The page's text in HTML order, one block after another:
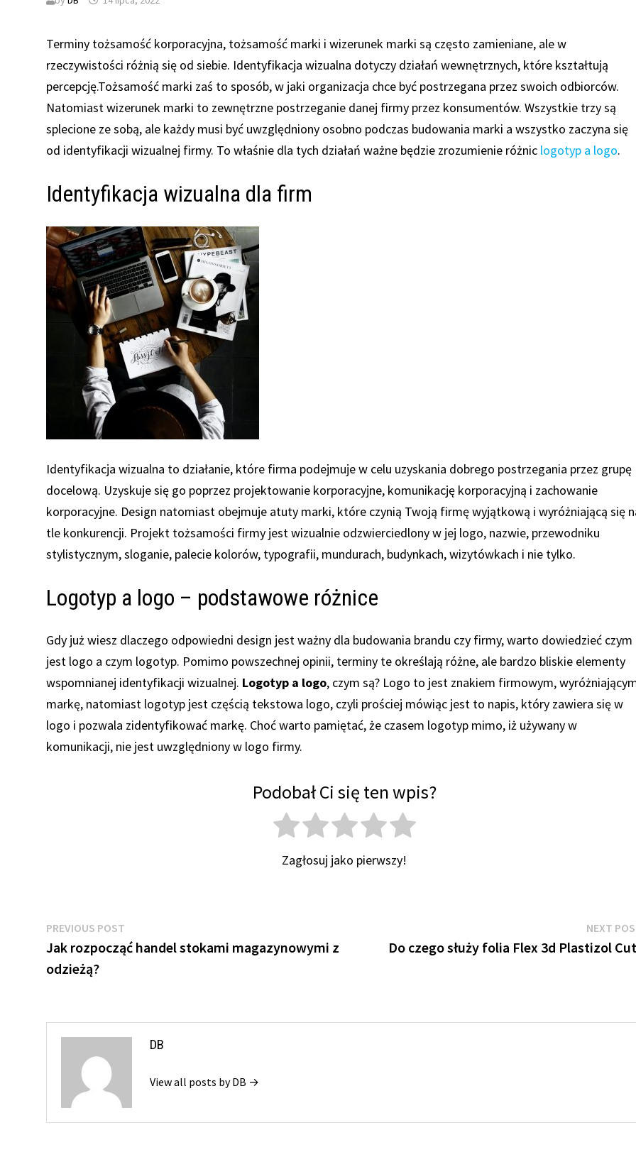
Terminy tożsamość korporacyjna, tożsamość marki i wizerunek marki są często zamieniane, ale w
rzeczywistości różnią się od siebie. Identyfikacja wizualna dotyczy działań wewnętrznych, które kształtują
percepcję.Tożsamość marki zaś to sposób, w jaki organizacja chce być postrzegana przez swoich odbiorców.
Natomiast wizerunek marki to zewnętrzne postrzeganie danej firmy przez konsumentów. Wszystkie trzy są
splecione ze sobą, ale każdy musi być uwzględniony osobno podczas budowania marki a wszystko zaczyna się
od identyfikacji wizualnej firmy. To właśnie dla tych działań ważne będzie zrozumienie różnic logotyp a logo.
Identyfikacja wizualna dla firm
Identyfikacja wizualna to działanie, które firma podejmuje w celu uzyskania dobrego postrzegania przez grupę
docelową. Uzyskuje się go poprzez projektowanie korporacyjne, komunikację korporacyjną i zachowanie
korporacyjne. Design natomiast obejmuje atuty marki, które czynią Twoją firmę wyjątkową i wyróżniającą się
tle konkurencji. Projekt tożsamości firmy jest wizualnie odzwierciedlony w jej logo, nazwie, przewodniku
stylistycznym, sloganie, palecie kolorów, typografii, mundurach, budynkach, wizytówkach i nie tylko.
Logotyp a logo – podstawowe różnice
Gdy już wiesz dlaczego odpowiedni design jest ważny dla budowania brandu czy firmy, warto dowiedzieć czym
jest logo a czym logotyp. Pomimo powszechnej opinii, terminy te określają różne, ale bardzo bliskie elementy
wspomnianej identyfikacji wizualnej. Logotyp a logo, czym są? Logo to jest znakiem firmowym,
markę, natomiast logotyp jest częścią tekstowa logo, czyli prościej mówiąc jest to napis, który zawiera się w
logo i pozwala zidentyfikować markę. Choć warto pamiętać, że czasem logotyp mimo, iż używany w
komunikacji, nie jest uwzględniony w logo firmy.
Podobał Ci się ten wpis?
Zagłosuj jako pierwszy!
Nawigacja
wpisu
PREVIOUS POST
post:
Jak rozpocząć handel stokami magazynowymi z
odzieżą?
NEXT
Do czego służy folia Flex 3d Plastizol
DB
View all posts by DB →